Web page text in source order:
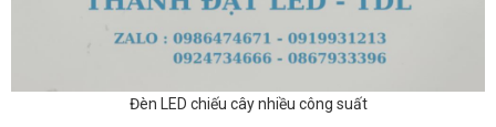
Đèn LED chiếu cây nhiều công suất